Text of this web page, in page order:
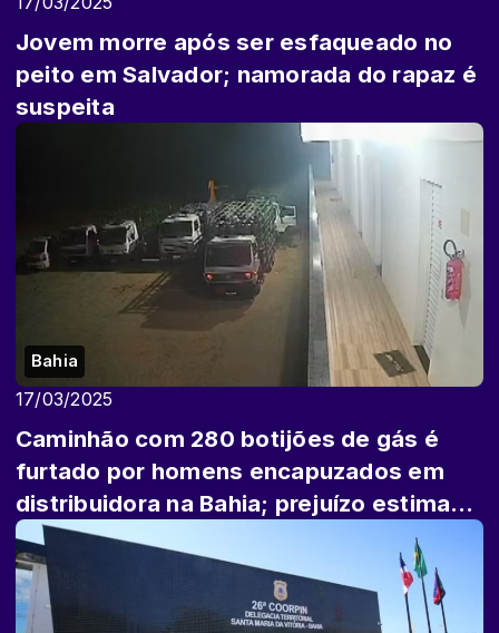
Jovem morre após ser esfaqueado no
peito em Salvador; namorada do rapaz é
suspeita
Bahia
17/03/2025
Caminhão com 280 botijões de gás é
furtado por homens encapuzados em
distribuidora na Bahia; prejuízo estimado
é de R...